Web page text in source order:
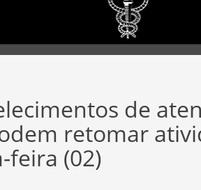
de
retomar
feira (02)